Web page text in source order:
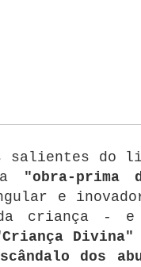
salientes
a
"obra-prima
e
criança - e
Divina"
dos